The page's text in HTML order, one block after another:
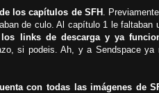
los capítulos de SFH
.
de culo. Al capítulo 1 le faltaban
los links de descarga y ya
si podeis. Ah, y a Sendspace
con todas las imágenes de